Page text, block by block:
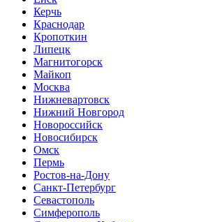
Керчь
Краснодар
Кропоткин
Липецк
Магнитогорск
Майкоп
Москва
Нижневартовск
Нижний Новгород
Новороссийск
Новосибирск
Омск
Пермь
Ростов-на-Дону
Санкт-Петербург
Севастополь
Симферополь